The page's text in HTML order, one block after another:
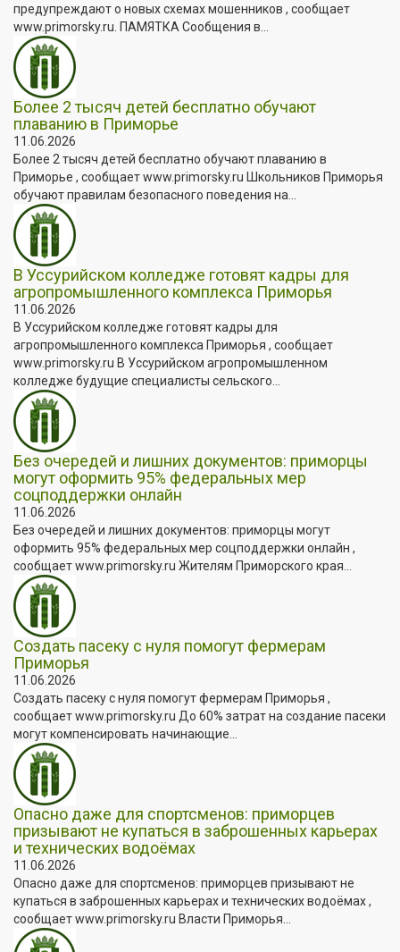
предупреждают о новых схемах мошенников , сообщает
www.primorsky.ru. ПАМЯТКА Сообщения в...
Более 2 тысяч детей бесплатно обучают
плаванию в Приморье
11.06.2026
Более 2 тысяч детей бесплатно обучают плаванию в
Приморье , сообщает www.primorsky.ru Школьников Приморья
обучают правилам безопасного поведения на...
В Уссурийском колледже готовят кадры для
агропромышленного комплекса Приморья
11.06.2026
В Уссурийском колледже готовят кадры для
агропромышленного комплекса Приморья , сообщает
www.primorsky.ru В Уссурийском агропромышленном
колледже будущие специалисты сельского...
Без очередей и лишних документов: приморцы
могут оформить 95% федеральных мер
соцподдержки онлайн
11.06.2026
Без очередей и лишних документов: приморцы могут
оформить 95% федеральных мер соцподдержки онлайн ,
сообщает www.primorsky.ru Жителям Приморского края...
Создать пасеку с нуля помогут фермерам
Приморья
11.06.2026
Создать пасеку с нуля помогут фермерам Приморья ,
сообщает www.primorsky.ru До 60% затрат на создание пасеки
могут компенсировать начинающие...
Опасно даже для спортсменов: приморцев
призывают не купаться в заброшенных карьерах
и технических водоёмах
11.06.2026
Опасно даже для спортсменов: приморцев призывают не
купаться в заброшенных карьерах и технических водоёмах ,
сообщает www.primorsky.ru Власти Приморья...